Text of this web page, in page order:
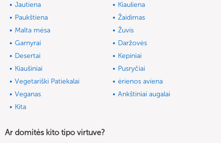
Jautiena
Kiauliena
Paukštiena
Žaidimas
Malta mėsa
Žuvis
Garnyrai
Daržovės
Desertai
Kepiniai
Kiaušiniai
Pusryčiai
Vegetariški Patiekalai
ėrienos aviena
Veganas
Ankštiniai augalai
Kita
Ar domitės kito tipo virtuve?